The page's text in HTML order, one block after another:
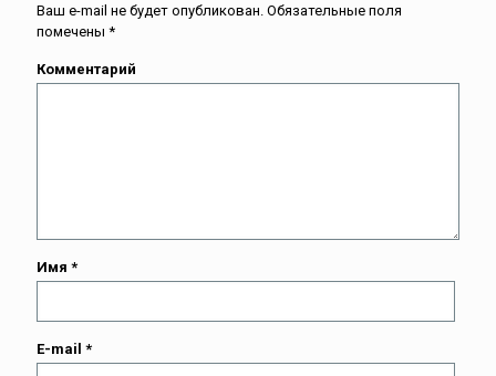
Ваш e-mail не будет опубликован. Обязательные поля
помечены *
Комментарий
Имя *
E-mail *